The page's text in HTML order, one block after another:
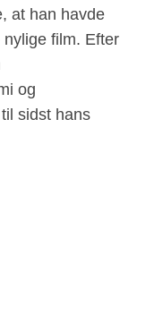
at han havde
film. Efter
og
sidst hans